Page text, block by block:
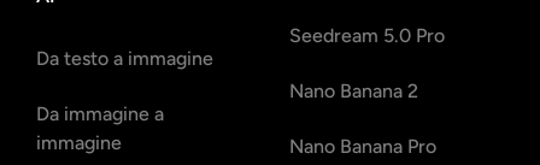
Da testo a immagine
Da immagine a
immagine
Seedream 5.0 Pro
Nano Banana 2
Nano Banana Pro